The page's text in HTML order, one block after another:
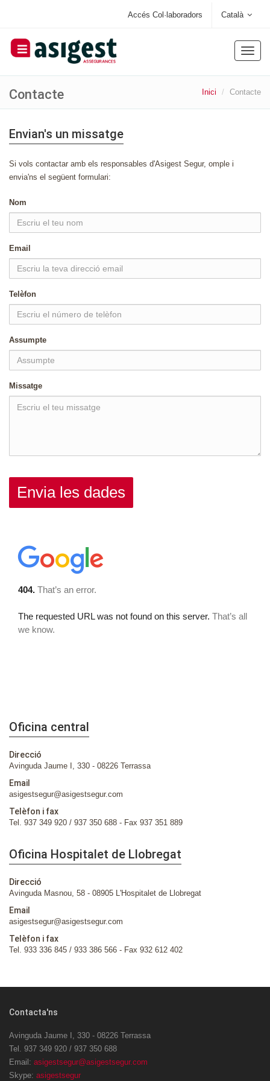
Accés Col·laboradors Català
Toggle
Contacte Inici Contacte
Envian's un missatge
Si vols contactar amb els responsables d'Asigest Segur, omple i
envia'ns el següent formulari:
Nom
Email
Telèfon
Assumpte
Missatge
Oficina central
Direcció
Avinguda Jaume I, 330 - 08226 Terrassa
Email
asigestsegur@asigestsegur.com
Telèfon i fax
Tel. 937 349 920 / 937 350 688 - Fax 937 351 889
Oficina Hospitalet de Llobregat
Direcció
Avinguda Masnou, 58 - 08905 L'Hospitalet de Llobregat
Email
asigestsegur@asigestsegur.com
Telèfon i fax
Tel. 933 336 845 / 933 386 566 - Fax 932 612 402
Contacta'ns
Avinguda Jaume I, 330 - 08226 Terrassa
Tel. 937 349 920 / 937 350 688
Email: asigestsegur@asigestsegur.com
Skype: asigestsegur